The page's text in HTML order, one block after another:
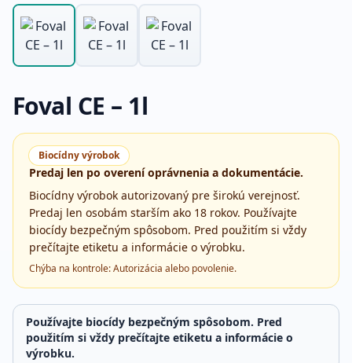
Foval CE – 1l
Biocídny výrobok
Predaj len po overení oprávnenia a dokumentácie.
Biocídny výrobok autorizovaný pre širokú verejnosť.
Predaj len osobám starším ako 18 rokov. Používajte
biocídy bezpečným spôsobom. Pred použitím si vždy
prečítajte etiketu a informácie o výrobku.
Chýba na kontrole:Autorizácia alebo povolenie.
Používajte biocídy bezpečným spôsobom. Pred
použitím si vždy prečítajte etiketu a informácie o
výrobku.